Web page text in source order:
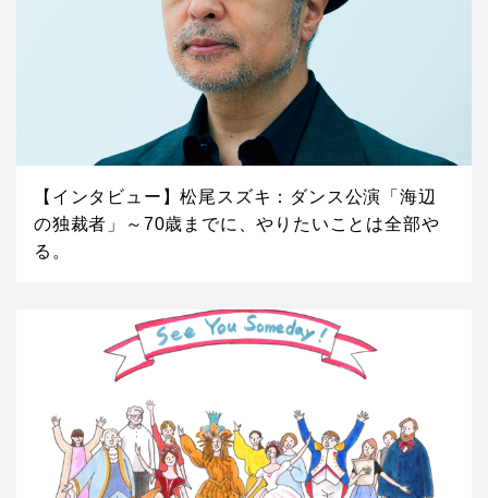
【インタビュー】松尾スズキ：ダンス公演「海辺
の独裁者」～70歳までに、やりたいことは全部や
る。